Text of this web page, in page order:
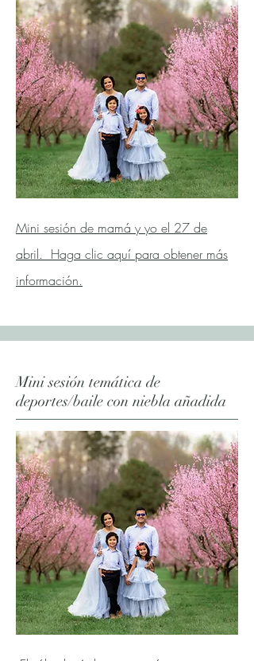
Mini sesión de mamá y yo el 27 de
abril. Haga clic aquí para obtener más
información.
Mini sesión temática de
deportes/baile con niebla añadida